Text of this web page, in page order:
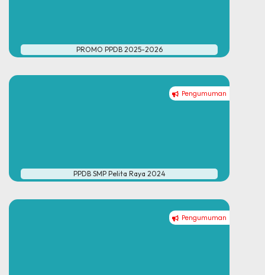
PROMO PPDB 2025-2026
Pengumuman
PPDB SMP Pelita Raya 2024
Pengumuman